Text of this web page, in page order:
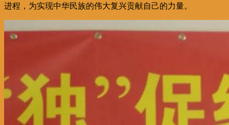
进程，为实现中华民族的伟大复兴贡献自己的力量。